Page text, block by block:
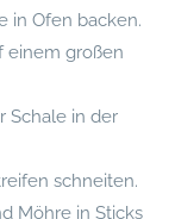
in Ofen backen.
einem großen
Schale in der
schneiten.
Möhre in Sticks